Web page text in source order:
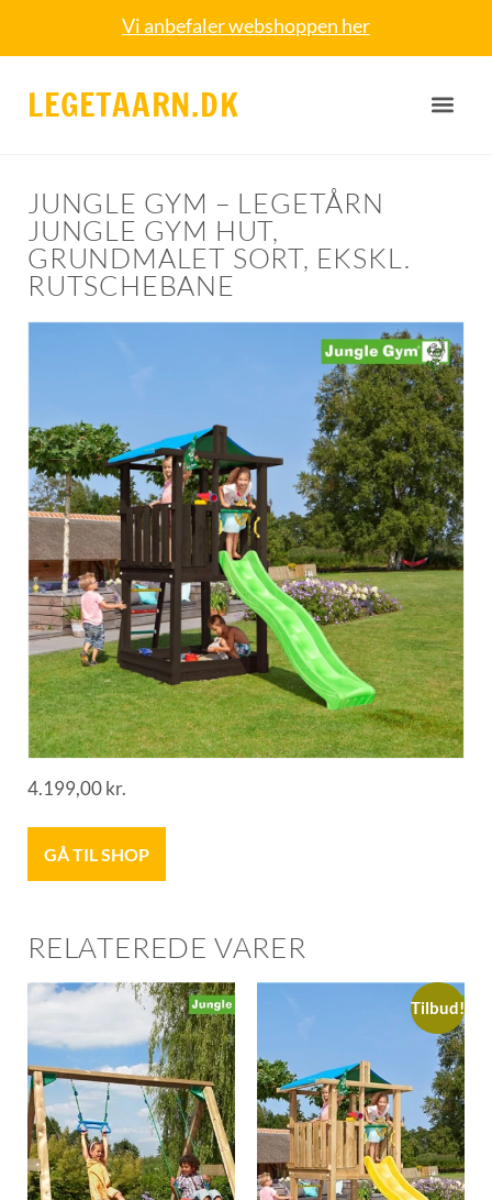
Vi anbefaler webshoppen her
LEGETAARN.DK
JUNGLE GYM – LEGETÅRN
JUNGLE GYM HUT,
GRUNDMALET SORT, EKSKL.
RUTSCHEBANE
4.199,00kr.
GÅ TIL SHOP
RELATEREDE VARER
Tilbud!